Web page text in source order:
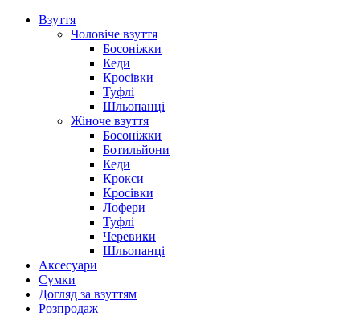
Взуття
Чоловіче взуття
Босоніжки
Кеди
Кросівки
Туфлі
Шльопанці
Жіноче взуття
Босоніжки
Ботильйони
Кеди
Крокси
Кросівки
Лофери
Туфлі
Черевики
Шльопанці
Аксесуари
Сумки
Догляд за взуттям
Розпродаж